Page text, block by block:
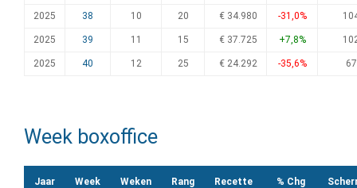
2025 38 10 20 € 34.980 -31,0%
2025 39 11 15 € 37.725 +7,8%
2025 40 12 25 € 24.292 -35,6% 67
Week boxoffice
Jaar Week Weken Rang Recette % Chg